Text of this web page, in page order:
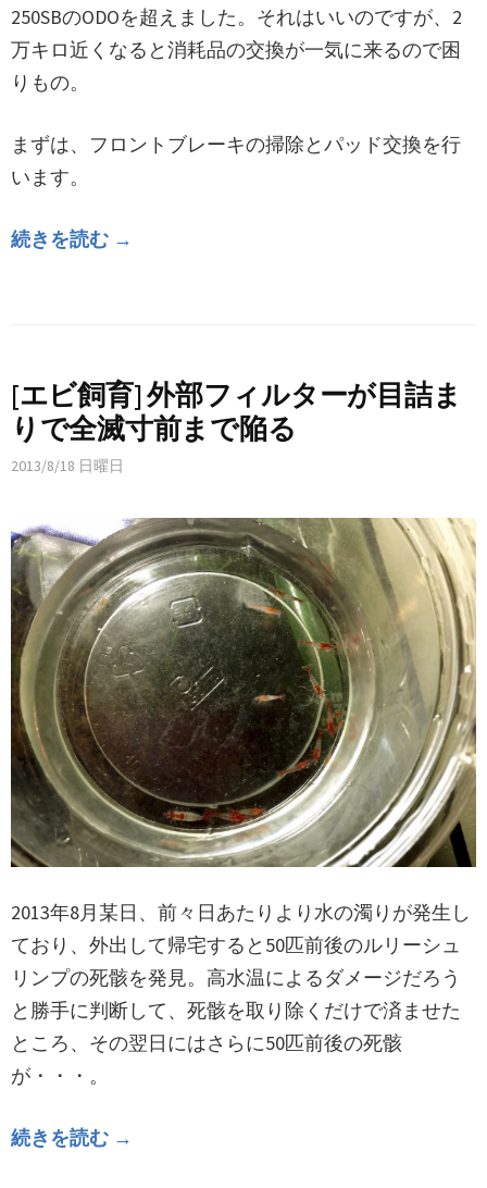
250SBのODOを超えました。それはいいのですが、2
万キロ近くなると消耗品の交換が一気に来るので困
りもの。
まずは、フロントブレーキの掃除とパッド交換を行
います。
続きを読む →
[エビ飼育] 外部フィルターが目詰ま
りで全滅寸前まで陥る
2013/8/18 日曜日
2013年8月某日、前々日あたりより水の濁りが発生し
ており、外出して帰宅すると50匹前後のルリーシュ
リンプの死骸を発見。高水温によるダメージだろう
と勝手に判断して、死骸を取り除くだけで済ませた
ところ、その翌日にはさらに50匹前後の死骸
が・・・。
続きを読む →